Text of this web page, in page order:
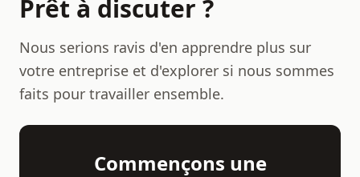
Prêt à discuter ?
Nous serions ravis d'en apprendre plus sur
votre entreprise et d'explorer si nous sommes
faits pour travailler ensemble.
Commençons une